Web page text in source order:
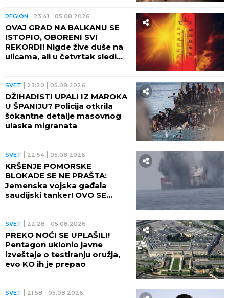
REGION 23:41 05.08.2026
OVAJ GRAD NA BALKANU SE
ISTOPIO, OBORENI SVI
REKORDI! Nigde žive duše na
ulicama, ali u četvrtak sledi
SVET 23:20 05.08.2026
DŽIHADISTI UPALI IZ MAROKA
U ŠPANIJU? Policija otkrila
šokantne detalje masovnog
ulaska migranata
SVET 22:54 05.08.2026
KRŠENJE POMORSKE
BLOKADE SE NE PRAŠTA:
Jemenska vojska gađala
saudijski tanker! OVO SE
SVET 22:28 05.08.2026
PREKO NOĆI SE UPLAŠILI!
Pentagon uklonio javne
izveštaje o testiranju oružja,
evo KO ih je prepao
SVET 21:58 05.08.2026